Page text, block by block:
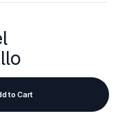
to Cart